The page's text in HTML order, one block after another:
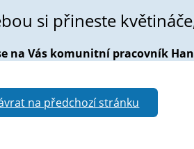
si přineste
na Vás komunitní pracovník
na předchozí stránku